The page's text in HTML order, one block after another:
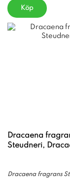
Köp
Dracaena
Steudneri,
Dracaena fragrans